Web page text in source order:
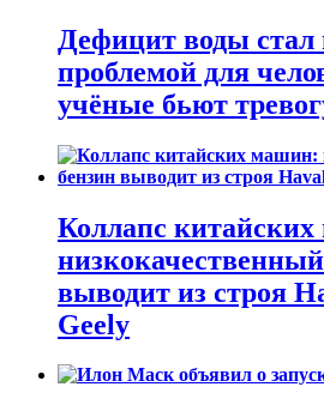
Дефицит воды стал
проблемой для
учёные бьют
Коллапс
выводит из строя
Geely